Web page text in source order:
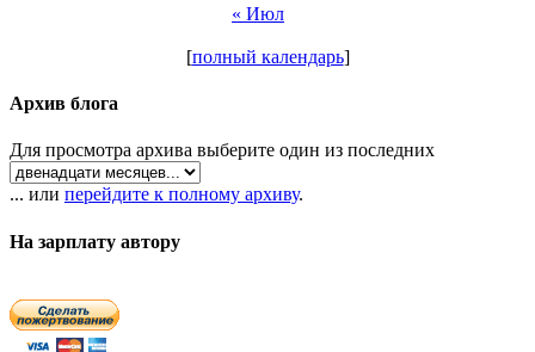
« Июл
[полный календарь]
Архив блога
Для просмотра архива выберите один из последних
... или перейдите к полному архиву.
На зарплату автору